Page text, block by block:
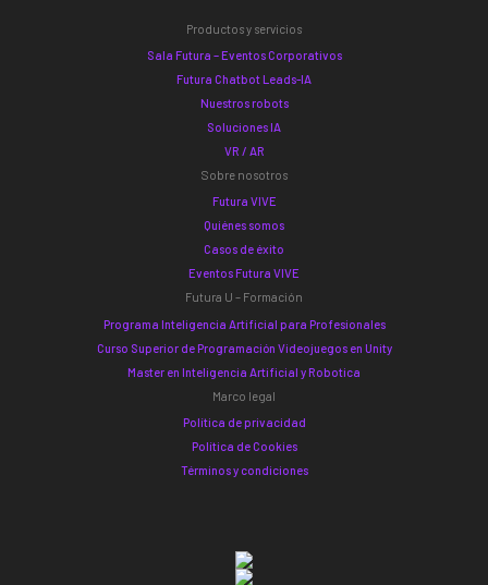
Productos y servicios
Sala Futura – Eventos Corporativos
Futura Chatbot Leads-IA
Nuestros robots
Soluciones IA
VR / AR
Sobre nosotros
Futura VIVE
Quiénes somos
Casos de éxito
Eventos Futura VIVE
Futura U – Formación
Programa Inteligencia Artificial para Profesionales
Curso Superior de Programación Videojuegos en Unity
Master en Inteligencia Artificial y Robotica
Marco legal
Política de privacidad
Política de Cookies
Términos y condiciones